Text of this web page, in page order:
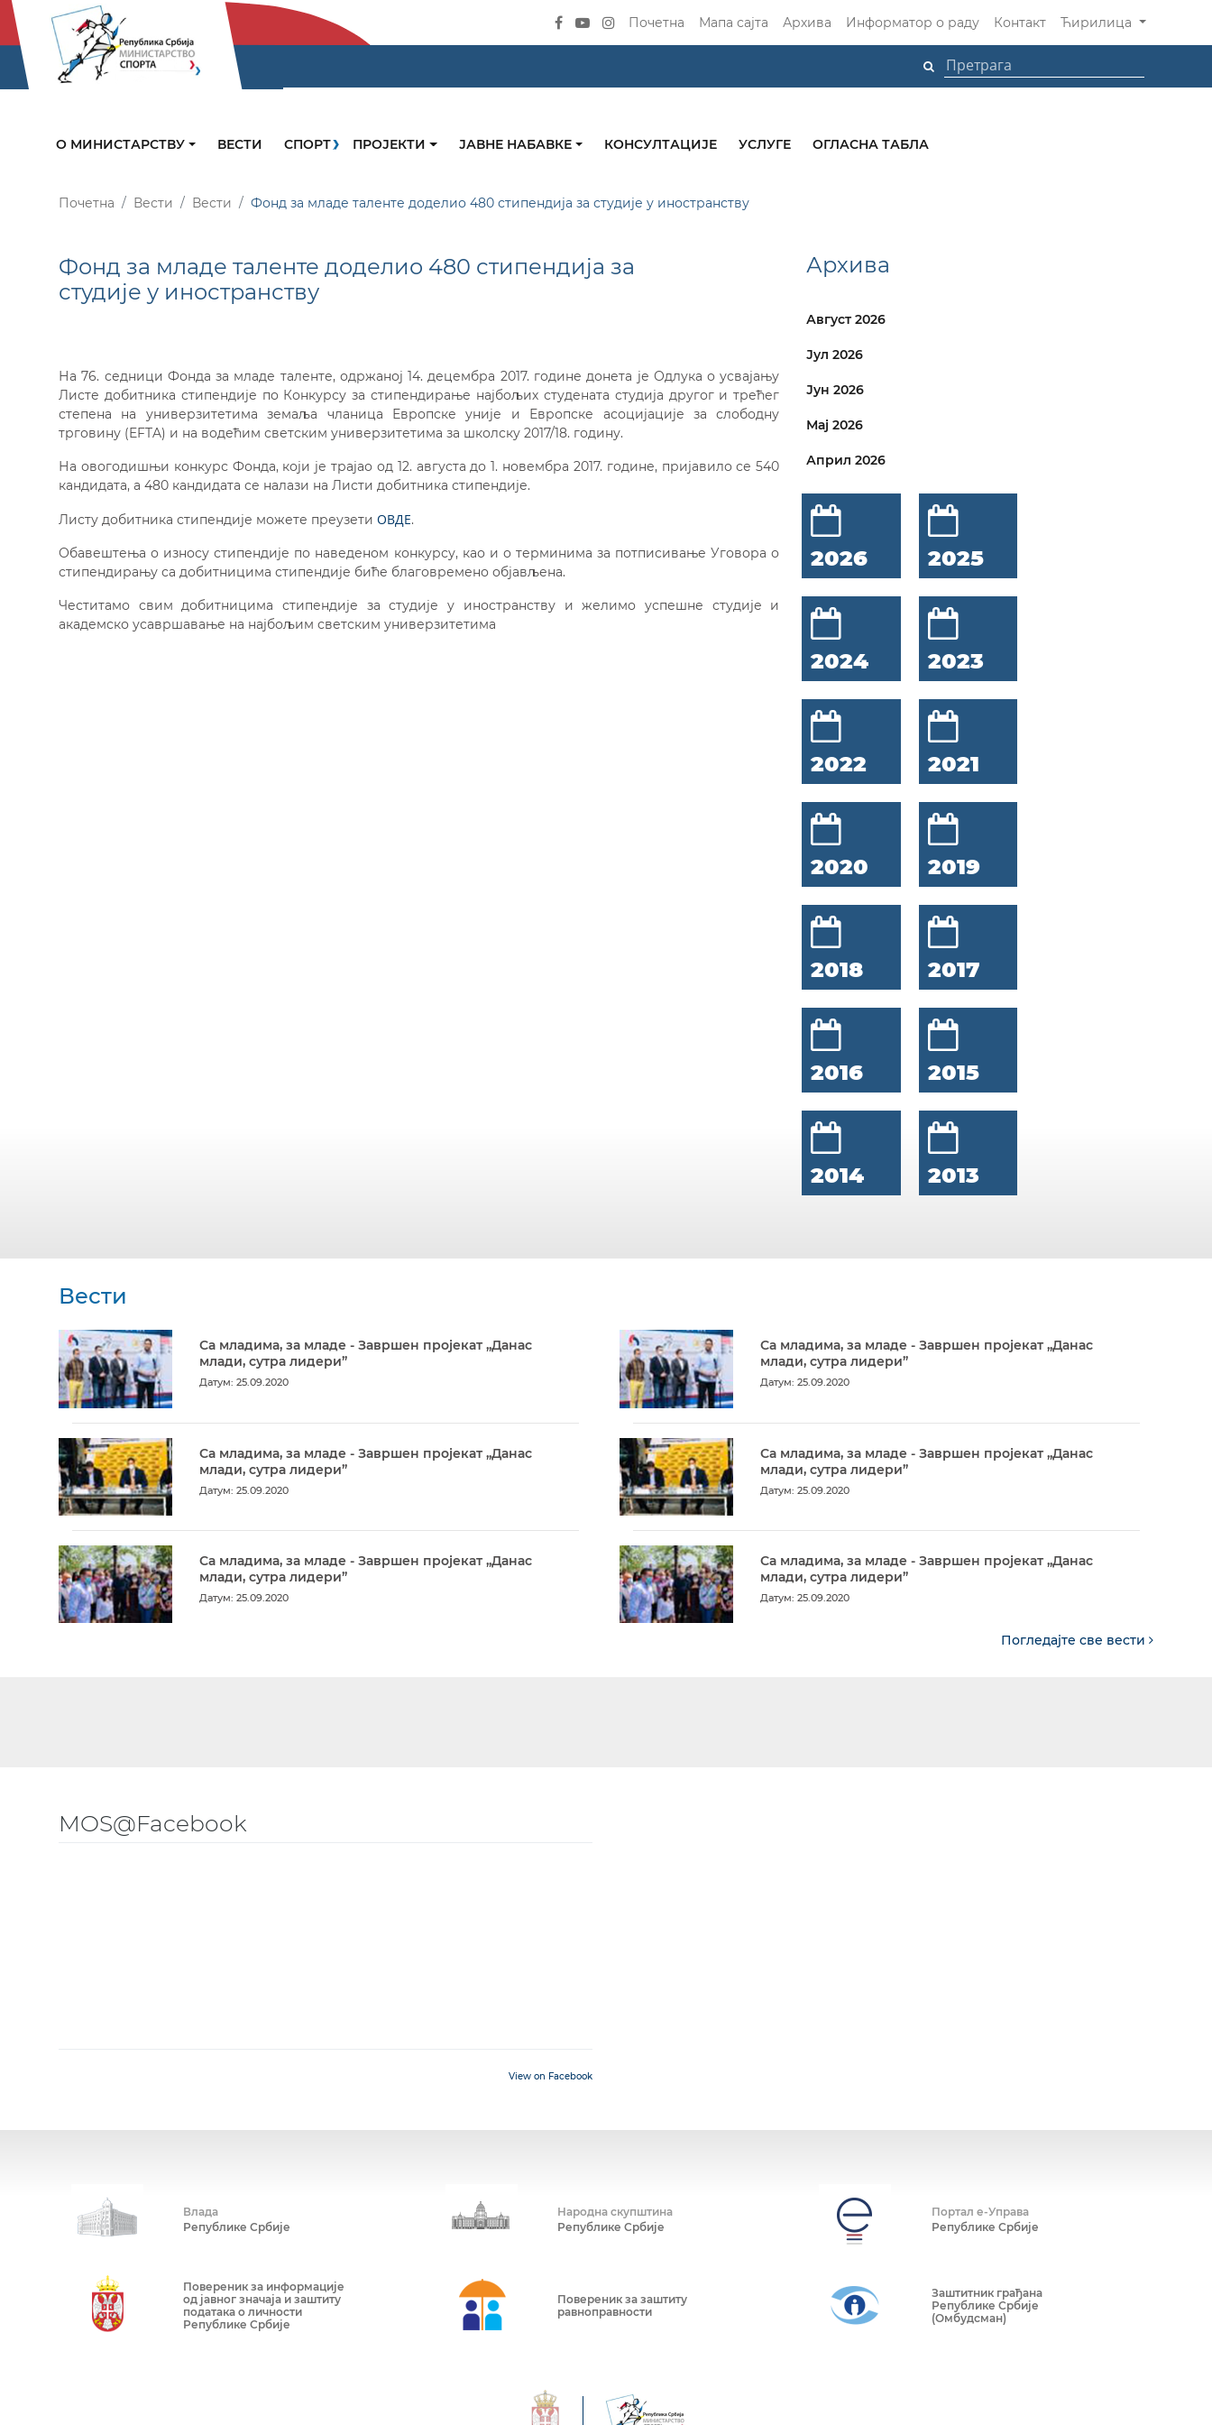
Почетна Мапа сајта Архива Информатор о раду Контакт Ћирилица
О МИНИСТАРСТВУ ВЕСТИ СПОРТ ПРОЈЕКТИ ЈАВНЕ НАБАВКЕ КОНСУЛТАЦИЈЕ УСЛУГЕ ОГЛАСНА ТАБЛА
Почетна Вести Вести Фонд за младе таленте доделио 480 стипендија за студије у иностранству
Фонд за младе таленте доделио 480 стипендија за
студије у иностранству
На 76. седници Фонда за младе таленте, одржаној 14. децембра 2017. године донета је Одлука о усвајању
Листе добитника стипендије по Конкурсу за стипендирање најбољих студената студија другог и трећег
степена на универзитетима земаља чланица Европске уније и Европске асоцијације за слободну
трговину (EFTA) и на водећим светским универзитетима за школску 2017/18. годину.
На овогодишњи конкурс Фонда, који је трајао од 12. августа до 1. новембра 2017. године, пријавило се 540
кандидата, а 480 кандидата се налази на Листи добитника стипендије.
Листу добитника стипендије можете преузети ОВДЕ.
Обавештења о износу стипендије по наведеном конкурсу, као и о терминима за потписивање Уговора о
стипендирању са добитницима стипендије биће благовремено објављена.
Честитамо свим добитницима стипендије за студије у иностранству и желимо успешне студије и
академско усавршавање на најбољим светским универзитетима
Архива
Август 2026
Јул 2026
Јун 2026
Мај 2026
Април 2026
2026 2025
2024 2023
2022 2021
2020 2019
2018 2017
2016 2015
2014 2013
Вести
Са младима, за младе - Завршен пројекат „Данас
млади, сутра лидери”
Датум: 25.09.2020
Са младима, за младе - Завршен пројекат „Данас
млади, сутра лидери”
Датум: 25.09.2020
Са младима, за младе - Завршен пројекат „Данас
млади, сутра лидери”
Датум: 25.09.2020
Са младима, за младе - Завршен пројекат „Данас
млади, сутра лидери”
Датум: 25.09.2020
Са младима, за младе - Завршен пројекат „Данас
млади, сутра лидери”
Датум: 25.09.2020
Са младима, за младе - Завршен пројекат „Данас
млади, сутра лидери”
Датум: 25.09.2020
Погледајте све вести
MOS@Facebook
View on Facebook
Влада
Републике Србије
Народна скупштина
Републике Србије
Портал е-Управа
Републике Србије
Повереник за информације
од јавног значаја и заштиту
података о личности
Републике Србије
Повереник за заштиту
равноправности
Заштитник грађана
Републике Србије
(Омбудсман)